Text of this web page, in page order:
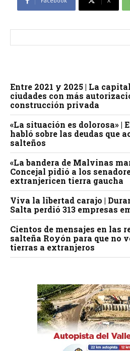
Entre 2021 y 2025 | La
ciudades con más
construcción privada
«La situación es dolorosa» |
habló sobre las deudas que
salteños
«La bandera de Malvinas
Concejal pidió a los
extranjericen tierra gaucha
Viva la libertad carajo |
Salta perdió 313 empresas
Cientos de mensajes en las
salteña Royón para que no
tierras a extranjeros